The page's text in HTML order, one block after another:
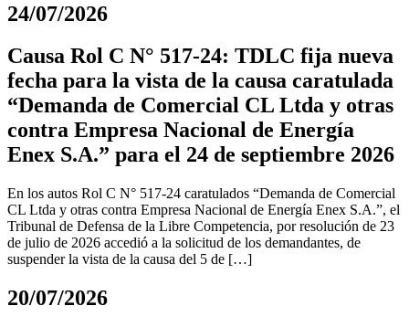
24/07/2026
Causa Rol C N° 517-24: TDLC fija nueva
fecha para la vista de la causa caratulada
“Demanda de Comercial CL Ltda y otras
contra Empresa Nacional de Energía
Enex S.A.” para el 24 de septiembre 2026
En los autos Rol C N° 517-24 caratulados “Demanda de Comercial
CL Ltda y otras contra Empresa Nacional de Energía Enex S.A.”, el
Tribunal de Defensa de la Libre Competencia, por resolución de 23
de julio de 2026 accedió a la solicitud de los demandantes, de
suspender la vista de la causa del 5 de […]
20/07/2026